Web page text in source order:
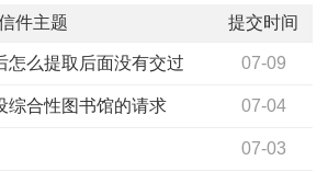
件主题 提交时间
怎么提取后面没有交过 07-09
综合性图书馆的请求 07-04
07-03